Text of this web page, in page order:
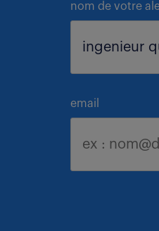
nom de votre
email